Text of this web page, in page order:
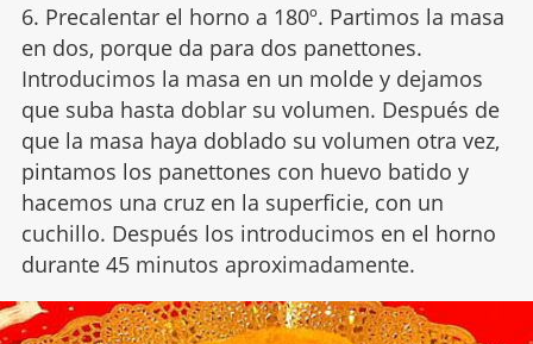
6. Precalentar el horno a 180º. Partimos la masa
en dos, porque da para dos panettones.
Introducimos la masa en un molde y dejamos
que suba hasta doblar su volumen. Después de
que la masa haya doblado su volumen otra vez,
pintamos los panettones con huevo batido y
hacemos una cruz en la superficie, con un
cuchillo. Después los introducimos en el horno
durante 45 minutos aproximadamente.